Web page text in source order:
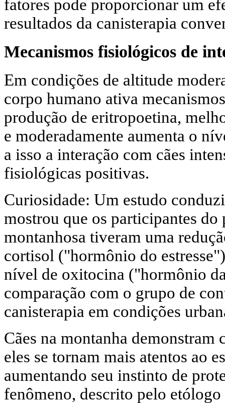
fatores pode proporcionar um
resultados da canisterapia
Mecanismos fisiológicos de
Em condições de altitude
corpo humano ativa
produção de eritropoetina,
e moderadamente aumenta o
a isso a interação com cães
fisiológicas positivas.
Curiosidade: Um estudo
mostrou que os participantes do
montanhosa tiveram uma
cortisol ("hormônio do
nível de oxitocina ("hormônio
comparação com o grupo de
canisterapia em condições
Cães na montanha
eles se tornam mais atentos ao
aumentando seu instinto de
fenômeno, descrito pelo